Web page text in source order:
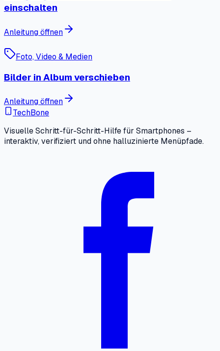
einschalten
Anleitung öffnen
Foto, Video & Medien
Bilder in Album verschieben
Anleitung öffnen
TechBone
Visuelle Schritt-für-Schritt-Hilfe für Smartphones –
interaktiv, verifiziert und ohne halluzinierte Menüpfade.